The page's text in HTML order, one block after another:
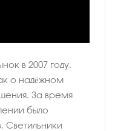
в 2007 году.
о надёжном
За время
было
Светильники